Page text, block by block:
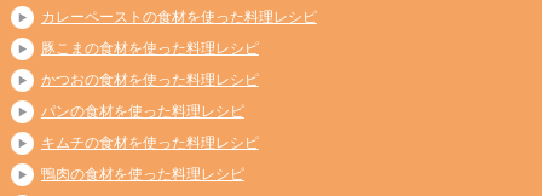
カレーペーストの食材を使った料理レシピ
豚こまの食材を使った料理レシピ
かつおの食材を使った料理レシピ
パンの食材を使った料理レシピ
キムチの食材を使った料理レシピ
鴨肉の食材を使った料理レシピ